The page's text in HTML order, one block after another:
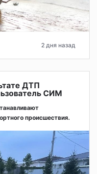
2 дня назад
ДТП
СИМ
происшествия.